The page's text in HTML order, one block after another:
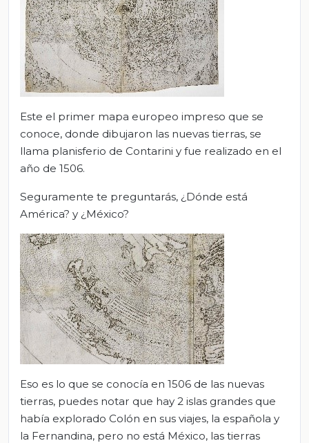
Este el primer mapa europeo impreso que se
conoce, donde dibujaron las nuevas tierras, se
llama planisferio de Contarini y fue realizado en el
año de 1506.
Seguramente te preguntarás, ¿Dónde está
América? y ¿México?
Eso es lo que se conocía en 1506 de las nuevas
tierras, puedes notar que hay 2 islas grandes que
había explorado Colón en sus viajes, la española y
la Fernandina, pero no está México, las tierras